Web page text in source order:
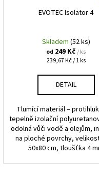
EVOTEC Isolator 4
Skladem (52 ks)
od 249 Kč/ ks
Měrná
239,67 Kč / 1 ks
DETAIL
Tlumící materiál –
tepelně izolační
odolná vůči vodě a olejům,
na ploché povrchy,
50x80 cm, tloušťka 4